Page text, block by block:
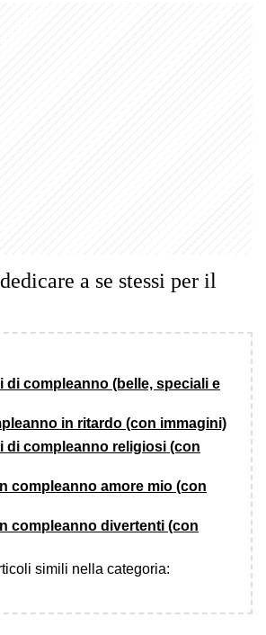
a se stessi per il
di compleanno (belle, speciali e
in ritardo (con immagini)
di compleanno religiosi (con
compleanno amore mio (con
compleanno divertenti (con
simili nella categoria: